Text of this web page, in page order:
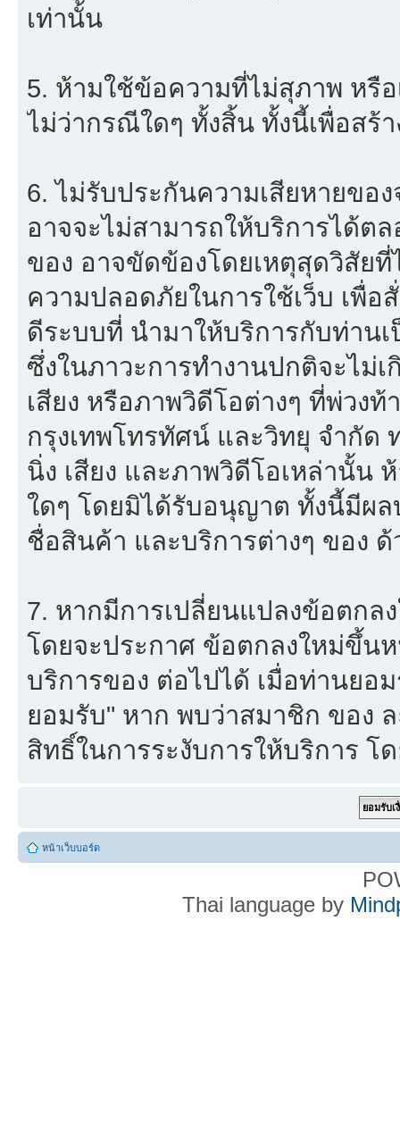
เท่านั้น
5. ห้ามใช้ข้อความที่ไม่สุภาพ หรื
ไม่ว่ากรณีใดๆ ทั้งสิ้น ทั้งนี้เพื่อสร้
6. ไม่รับประกันความเสียหายขอ
อาจจะไม่สามารถให้บริการได้ตล
ของ อาจขัดข้องโดยเหตุสุดวิสัย
ความปลอดภัยในการใช้เว็บ เพื่อ
ดีระบบที่ นำมาให้บริการกับท่าน
ซึ่งในภาวะการทำงานปกติจะไม่
เสียง หรือภาพวิดีโอต่างๆ ที่พ่วง
กรุงเทพโทรทัศน์ และวิทยุ จำกัด
นิ่ง เสียง และภาพวิดีโอเหล่านั้น
ใดๆ โดยมิได้รับอนุญาต ทั้งนี้มีผล
ชื่อสินค้า และบริการต่างๆ ของ ด้
7. หากมีการเปลี่ยนแปลงข้อตกล
โดยจะประกาศ ข้อตกลงใหม่ขึ้น
บริการของ ต่อไปได้ เมื่อท่านยอ
ยอมรับ" หาก พบว่าสมาชิก ของ
สิทธิ์ในการระงับการให้บริการ โ
หน้าเว็บบอร์ด
Thai language by